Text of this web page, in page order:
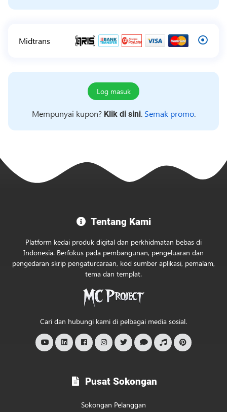
Midtrans
Log masuk
Mempunyai kupon? Klik di sini. Semak promo.
Project
Tentang Kami
Platform kedai produk digital dan perkhidmatan bebas di
Indonesia. Berfokus pada pembangunan, pengeluaran dan
pengedaran skrip pengaturcaraan, kod sumber aplikasi, pemalam,
tema dan templat.
Cari dan hubungi kami di pelbagai media sosial.
Pusat Sokongan
Sokongan Pelanggan